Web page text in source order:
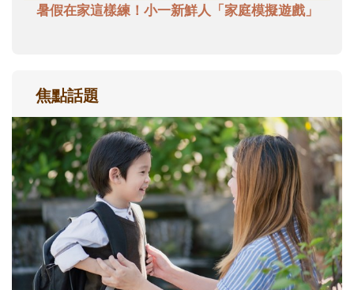
暑假在家這樣練！小一新鮮人「家庭模擬遊戲」
焦點話題
和孩子一起長大的那個男人│讀懂父親的
不同模樣
沒有人天生就擅長當爸爸！男人總是在一次
次「前所未有」的體驗中，跟著孩子一起長
大。從給予安全感的肢體遊戲，到獨立自
主、角色認同及解決問題的能力養成。爸爸